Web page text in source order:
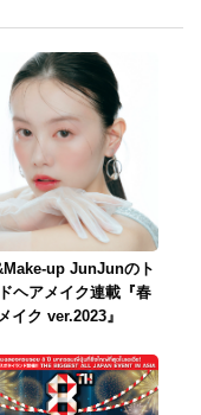
up JunJunのト
ヘアメイク連載『春
メイク ver.2023』